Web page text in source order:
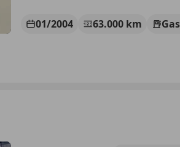
01/2004 63.000 km